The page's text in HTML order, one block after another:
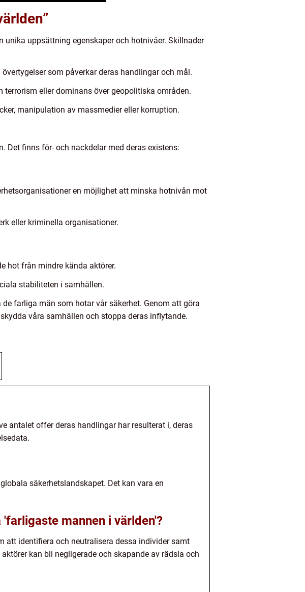
unika uppsättning egenskaper och hotnivåer. Skillnader
som påverkar deras handlingar och mål.
eller dominans över geopolitiska områden.
manipulation av massmedier eller korruption.
Det finns för- och nackdelar med deras existens:
en möjlighet att minska hotnivån mot
eller kriminella organisationer.
hot från mindre kända aktörer.
stabiliteten i samhällen.
farliga män som hotar vår säkerhet. Genom att göra
våra samhällen och stoppa deras inflytande.
antalet offer deras handlingar har resulterat i, deras
säkerhetslandskapet. Det kan vara en
mannen i världen'?
att identifiera och neutralisera dessa individer samt
kan bli negligerade och skapande av rädsla och